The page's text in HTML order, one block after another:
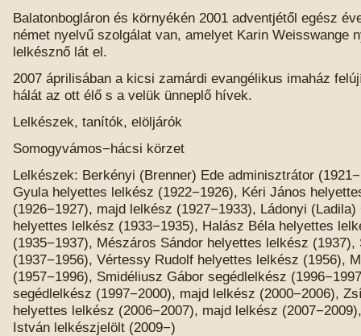
Balatonbogláron és környékén 2001 adventjétől egész
német nyelvű szolgálat van, amelyet Karin Weisswange
lelkésznő lát el.
2007 áprilisában a kicsi zamárdi evangélikus imaház
hálát az ott élő s a velük ünneplő hívek.
Lelkészek, tanítók, elöljárók
Somogyvámos−hácsi körzet
Lelkészek: Berkényi (Brenner) Ede adminisztrátor
Gyula helyettes lelkész (1922−1926), Kéri János
(1926−1927), majd lelkész (1927−1933), Ládonyi (Ladila)
helyettes lelkész (1933−1935), Halász Béla helyettes
(1935−1937), Mészáros Sándor helyettes lelkész (1937),
(1937−1956), Vértessy Rudolf helyettes lelkész (1956),
(1957−1996), Smidéliusz Gábor segédlelkész
segédlelkész (1997−2000), majd lelkész (2000−2006),
helyettes lelkész (2006−2007), majd lelkész
István lelkészjelölt (2009−)